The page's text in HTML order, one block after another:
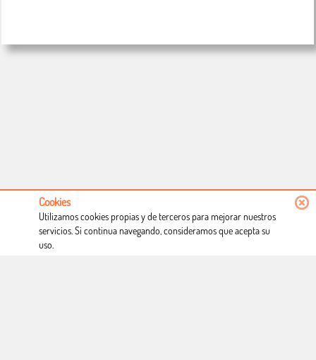
Condiciones de uso
Cookies
Utilizamos cookies propias y de terceros para mejorar nuestros
servicios. Si continua navegando, consideramos que acepta su
uso.